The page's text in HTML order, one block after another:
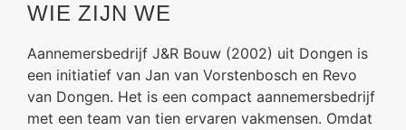
WIE ZIJN WE
Aannemersbedrijf J&R Bouw (2002) uit Dongen is
een initiatief van Jan van Vorstenbosch en Revo
van Dongen. Het is een compact aannemersbedrijf
met een team van tien ervaren vakmensen. Omdat